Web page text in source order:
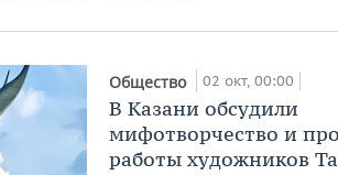
Общество 02 окт, 00:00
В Казани обсудили
мифотворчество и
работы художников